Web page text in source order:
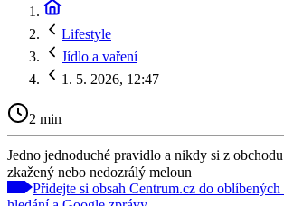
Lifestyle
Jídlo a vaření
1. 5. 2026, 12:47
2 min
Jedno jednoduché pravidlo a nikdy si z obchodu
zkažený nebo nedozrálý meloun
Přidejte si obsah Centrum.cz do